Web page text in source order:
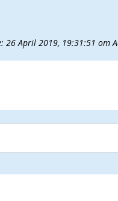
26 April 2019, 19:31:51 от